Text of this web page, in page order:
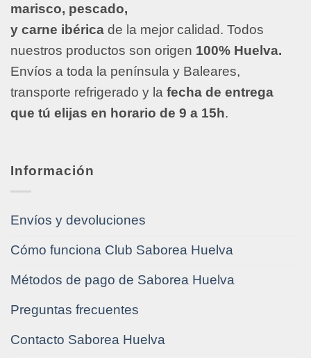
marisco, pescado,
y carne ibérica de la mejor calidad. Todos
nuestros productos son origen 100% Huelva.
Envíos a toda la península y Baleares,
transporte refrigerado y la fecha de entrega
que tú elijas en horario de 9 a 15h.
Información
Envíos y devoluciones
Cómo funciona Club Saborea Huelva
Métodos de pago de Saborea Huelva
Preguntas frecuentes
Contacto Saborea Huelva